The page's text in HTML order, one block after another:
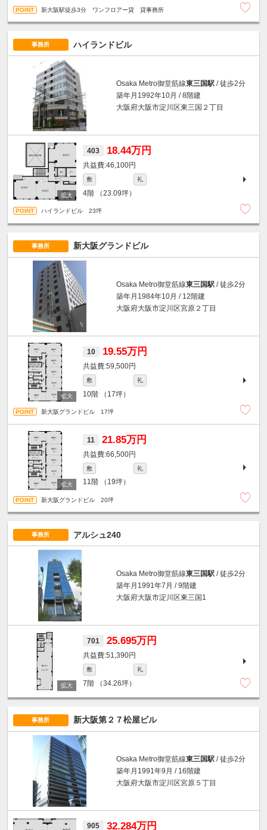
新大阪駅徒歩3分 ワンフロアー貸 貸事務所
事務所 ハイランドビル
Osaka Metro御堂筋線東三国駅 / 徒歩2分
築年月1992年10月 / 8階建
大阪府大阪市淀川区東三国２丁目
403 18.44万円
46,100円
敷 礼
4階 （23.09坪）
ハイランドビル 23坪
事務所 新大阪グランドビル
Osaka Metro御堂筋線東三国駅 / 徒歩2分
築年月1984年10月 / 12階建
大阪府大阪市淀川区宮原２丁目
10 19.55万円
59,500円
敷 礼
10階 （17坪）
新大阪グランドビル 17坪
11 21.85万円
66,500円
敷 礼
11階 （19坪）
新大阪グランドビル 20坪
事務所 アルシュ240
Osaka Metro御堂筋線東三国駅 / 徒歩2分
築年月1991年7月 / 9階建
大阪府大阪市淀川区東三国1
701 25.695万円
51,390円
敷 礼
7階 （34.26坪）
事務所 新大阪第２７松屋ビル
Osaka Metro御堂筋線東三国駅 / 徒歩2分
築年月1991年9月 / 16階建
大阪府大阪市淀川区宮原５丁目
905 32.284万円